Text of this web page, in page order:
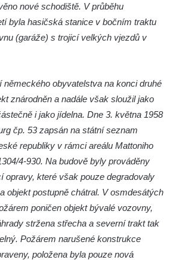
Sládkově ulici v České
Máchovou ulicí v
v Máchově ulici v
špitál v České
opery a baletu v Ústí
v Kralupech nad
nové schodiště. V průběhu
byla hasičská stanice v bočním traktu
(garáže) s trojicí velkých vjezdů v
obyvatelstva na konci druhé
znárodněn a nadále však sloužil jako
i jako jídelna. Dne 3. května 1958
čp. 53 zapsán na státní seznam
republiky v rámci areálu Mattoniho
4-930. Na budově byly prováděny
opravy, které však pouze degradovaly
objekt postupně chátral. V osmdesátých
poničen objekt bývalé vozovny,
stržena střecha a severní trakt tak
Požárem narušené konstrukce
položena byla pouze nová